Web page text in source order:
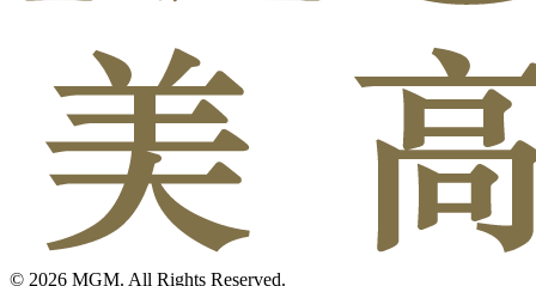
© 2026 MGM. All Rights Reserved.